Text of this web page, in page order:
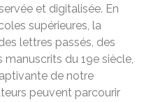
et digitalisée. En
supérieures, la
lettres passés, des
du 19e siècle,
de notre
peuvent parcourir